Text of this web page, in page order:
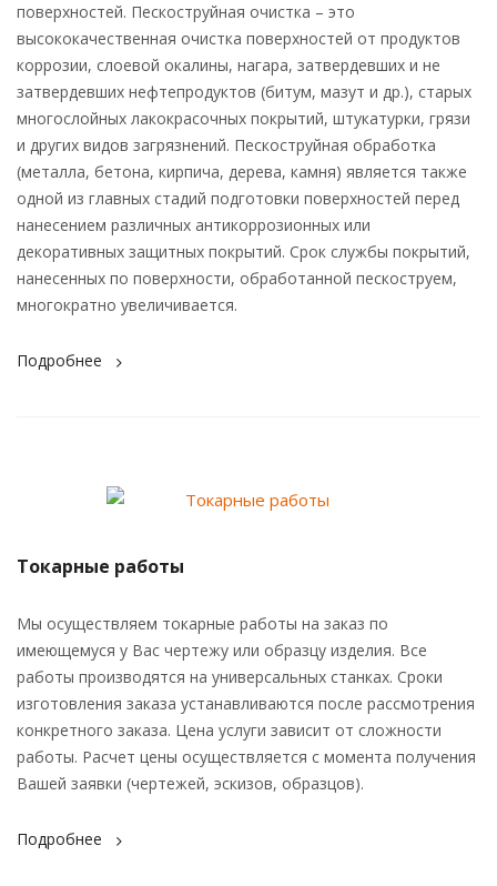
поверхностей. Пескоструйная очистка – это
высококачественная очистка поверхностей от продуктов
коррозии, слоевой окалины, нагара, затвердевших и не
затвердевших нефтепродуктов (битум, мазут и др.), старых
многослойных лакокрасочных покрытий, штукатурки, грязи
и других видов загрязнений. Пескоструйная обработка
(металла, бетона, кирпича, дерева, камня) является также
одной из главных стадий подготовки поверхностей перед
нанесением различных антикоррозионных или
декоративных защитных покрытий. Срок службы покрытий,
нанесенных по поверхности, обработанной пескоструем,
многократно увеличивается.
Подробнее
Токарные работы
Мы осуществляем токарные работы на заказ по
имеющемуся у Вас чертежу или образцу изделия. Все
работы производятся на универсальных станках. Сроки
изготовления заказа устанавливаются после рассмотрения
конкретного заказа. Цена услуги зависит от сложности
работы. Расчет цены осуществляется с момента получения
Вашей заявки (чертежей, эскизов, образцов).
Подробнее